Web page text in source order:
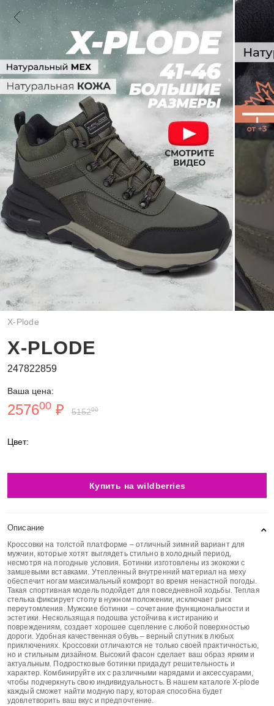
X-Plode
X-PLODE
247822859
Ваша цена:
257600 ₽ 515200
Цвет:
Купить на wildberries
Описание
Кроссовки на толстой платформе – отличный зимний вариант для
мужчин, которые хотят выглядеть стильно в холодный период,
несмотря на погодные условия. Ботинки изготовлены из экокожи с
замшевыми вставками. Утепленный внутренний материал на меху
обеспечит ногам максимальный комфорт во время ненастной погоды.
Такая спортивная модель подойдет для повседневной ходьбы. Теплая
стелька фиксирует стопу в нужном положении, исключает риск
переутомления. Мужские ботинки – сочетание функциональности и
эстетики. Нескользящая подошва устойчива к истиранию и
повреждениям, создает хорошее сцепление с любой поверхностью
дороги. Удобная качественная обувь – верный спутник в любых
приключениях. Кроссовки отличаются не только своей практичностью,
но и стильным дизайном. Высокий фасон сделает ваш образ ярким и
актуальным. Подростковые ботинки придадут решительность и
характер. Комбинируйте их с различными нарядами и аксессуарами,
чтобы подчеркнуть свою индивидуальность. В нашем каталоге X-plode
каждый сможет найти модную пару, которая способна будет
удовлетворить ваш вкус и предпочтение.